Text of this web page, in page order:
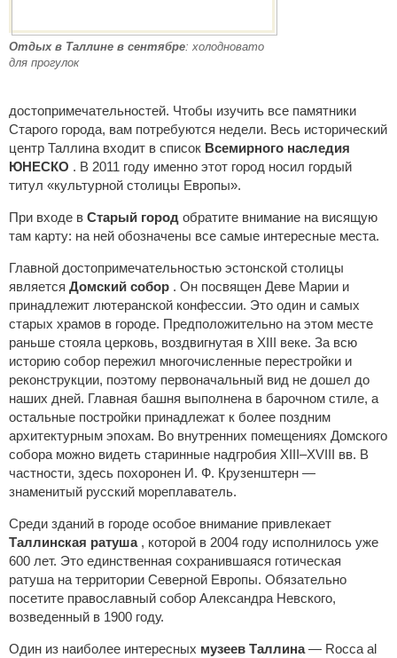
Отдых в Таллине в сентябре: холодновато
для прогулок
достопримечательностей. Чтобы изучить все памятники
Старого города, вам потребуются недели. Весь исторический
центр Таллина входит в список Всемирного наследия
ЮНЕСКО . В 2011 году именно этот город носил гордый
титул «культурной столицы Европы».
При входе в Старый город обратите внимание на висящую
там карту: на ней обозначены все самые интересные места.
Главной достопримечательностью эстонской столицы
является Домский собор . Он посвящен Деве Марии и
принадлежит лютеранской конфессии. Это один и самых
старых храмов в городе. Предположительно на этом месте
раньше стояла церковь, воздвигнутая в XIII веке. За всю
историю собор пережил многочисленные перестройки и
реконструкции, поэтому первоначальный вид не дошел до
наших дней. Главная башня выполнена в барочном стиле, а
остальные постройки принадлежат к более поздним
архитектурным эпохам. Во внутренних помещениях Домского
собора можно видеть старинные надгробия XIII–XVIII вв. В
частности, здесь похоронен И. Ф. Крузенштерн ―
знаменитый русский мореплаватель.
Среди зданий в городе особое внимание привлекает
Таллинская ратуша , которой в 2004 году исполнилось уже
600 лет. Это единственная сохранившаяся готическая
ратуша на территории Северной Европы. Обязательно
посетите православный собор Александра Невского,
возведенный в 1900 году.
Один из наиболее интересных музеев Таллина― Rocca al